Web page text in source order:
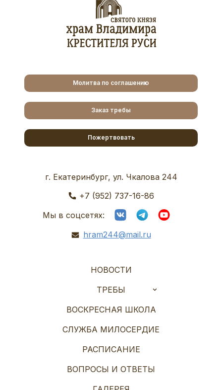
Молитва по соглашению
Заказ требы
Пожертвовать
г. Екатеринбург, ул. Чкалова 244
+7 (952) 737-16-86
Мы в соцсетях:
hram244@mail.ru
НОВОСТИ
ТРЕБЫ
ВОСКРЕСНАЯ ШКОЛА
СЛУЖБА МИЛОСЕРДИЕ
РАСПИСАНИЕ
ВОПРОСЫ И ОТВЕТЫ